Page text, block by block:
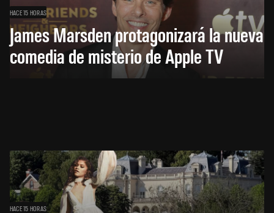
HACE 15 HORAS
James Marsden protagonizará la nueva
comedia de misterio de Apple TV
HACE 15 HORAS